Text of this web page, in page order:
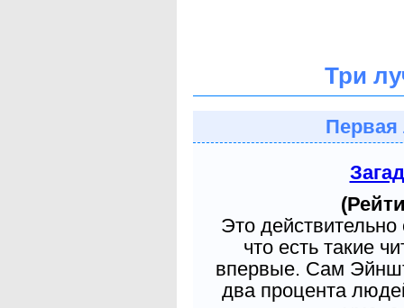
Три
Первая
Это
что есть такие
впервые. Сам
два процента